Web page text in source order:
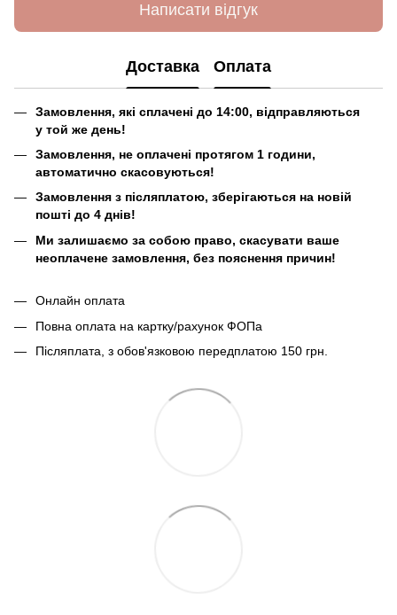
Написати відгук
Доставка Оплата
Замовлення, які сплачені до 14:00, відправляються
у той же день!
Замовлення, не оплачені протягом 1 години,
автоматично скасовуються!
Замовлення з післяплатою, зберігаються на новій
пошті до 4 днів!
Ми залишаємо за собою право, скасувати ваше
неоплачене замовлення, без пояснення причин!
Онлайн оплата
Повна оплата на картку/рахунок ФОПа
Післяплата, з обов'язковою передплатою 150 грн.